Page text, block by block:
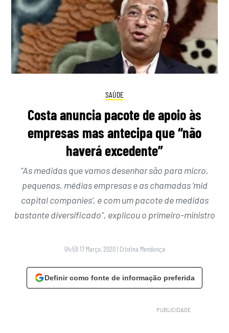
SAÚDE
Costa anuncia pacote de apoio às
empresas mas antecipa que “não
haverá excedente”
“As medidas que vamos desenhar são para micro,
pequenas, médias empresas e as chamadas ‘mid
capital companies’, e com um pacote de medidas
bastante diversificado”, explicou o primeiro-ministro
04:59 17 Março, 2020 | Cristina Mendonça
Definir como fonte de informação preferida